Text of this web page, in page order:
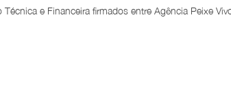
e Financeira firmados entre Agência Peixe